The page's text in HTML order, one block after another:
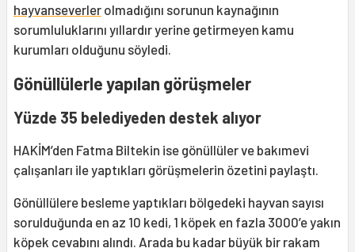
hayvanseverler olmadığını sorunun kaynağının
sorumluluklarını yıllardır yerine getirmeyen kamu
kurumları olduğunu söyledi.
Gönüllülerle yapılan görüşmeler
Yüzde 35 belediyeden destek alıyor
HAKİM’den Fatma Biltekin ise gönüllüler ve bakımevi
çalışanları ile yaptıkları görüşmelerin özetini paylaştı.
Gönüllülere besleme yaptıkları bölgedeki hayvan sayısı
sorulduğunda en az 10 kedi, 1 köpek en fazla 3000’e yakın
köpek cevabını alındı. Arada bu kadar büyük bir rakam